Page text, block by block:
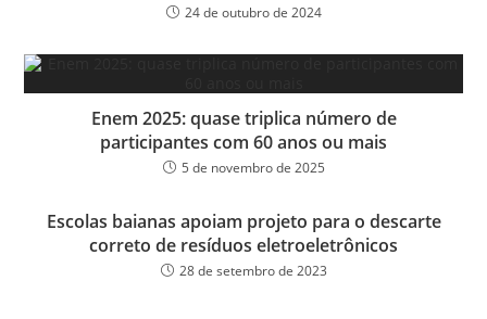
24 de outubro de 2024
Enem 2025: quase triplica número de
participantes com 60 anos ou mais
5 de novembro de 2025
Escolas baianas apoiam projeto para o descarte
correto de resíduos eletroeletrônicos
28 de setembro de 2023